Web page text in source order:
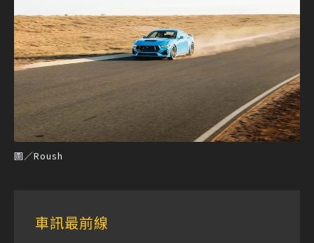
圖／Roush
車訊最前線